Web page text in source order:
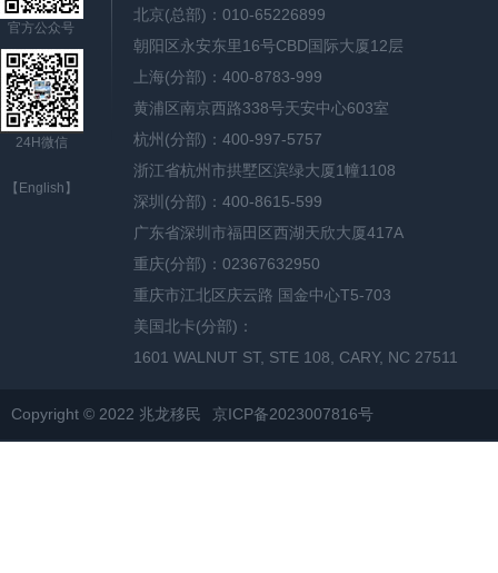
官方公众号
24H微信
【English】
北京(总部)：010-65226899
朝阳区永安东里16号CBD国际大厦12层
上海(分部)：400-8783-999
黄浦区南京西路338号天安中心603室
杭州(分部)：400-997-5757
浙江省杭州市拱墅区滨绿大厦1幢1108
深圳(分部)：400-8615-599
广东省深圳市福田区西湖天欣大厦417A
重庆(分部)：02367632950
重庆市江北区庆云路 国金中心T5-703
美国北卡(分部)：
1601 WALNUT ST, STE 108, CARY, NC 27511
Copyright © 2022 兆龙移民 京ICP备2023007816号